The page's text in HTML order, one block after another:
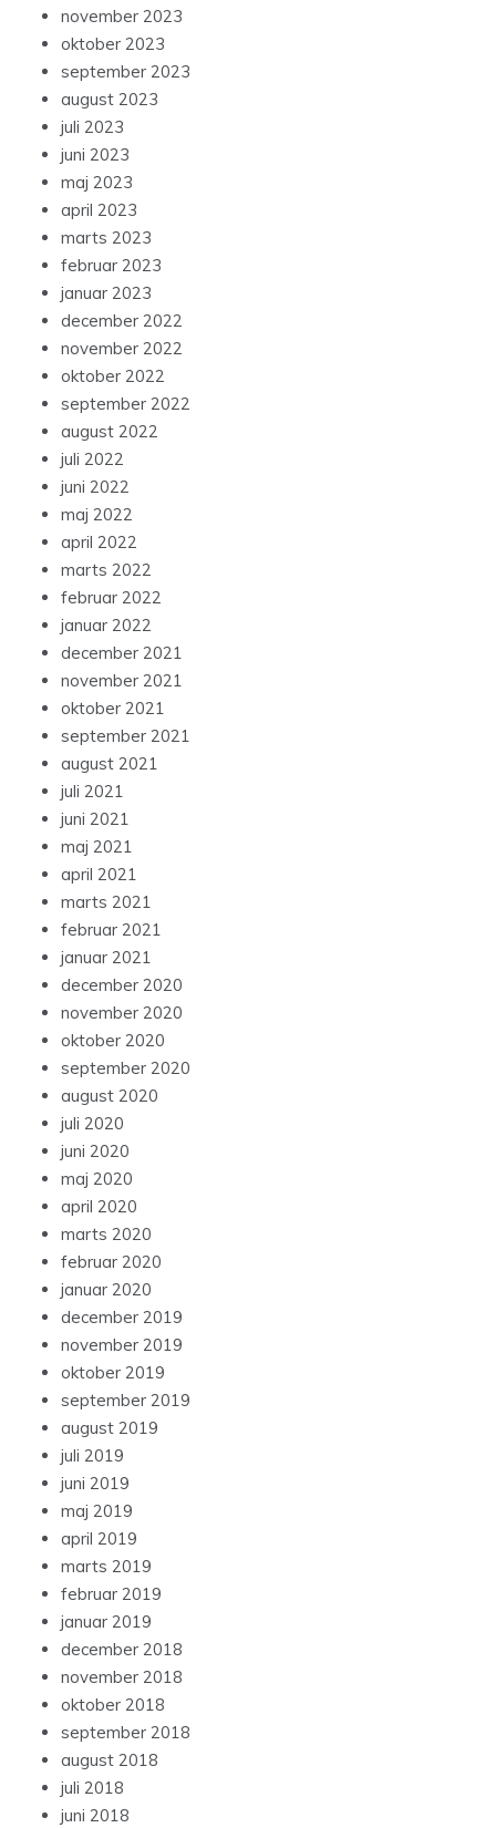
november 2023
oktober 2023
september 2023
august 2023
juli 2023
juni 2023
maj 2023
april 2023
marts 2023
februar 2023
januar 2023
december 2022
november 2022
oktober 2022
september 2022
august 2022
juli 2022
juni 2022
maj 2022
april 2022
marts 2022
februar 2022
januar 2022
december 2021
november 2021
oktober 2021
september 2021
august 2021
juli 2021
juni 2021
maj 2021
april 2021
marts 2021
februar 2021
januar 2021
december 2020
november 2020
oktober 2020
september 2020
august 2020
juli 2020
juni 2020
maj 2020
april 2020
marts 2020
februar 2020
januar 2020
december 2019
november 2019
oktober 2019
september 2019
august 2019
juli 2019
juni 2019
maj 2019
april 2019
marts 2019
februar 2019
januar 2019
december 2018
november 2018
oktober 2018
september 2018
august 2018
juli 2018
juni 2018